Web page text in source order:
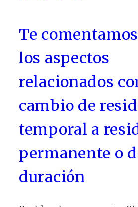
Te
los aspectos
relacionados
cambio de
temporal a
permanente o
duración